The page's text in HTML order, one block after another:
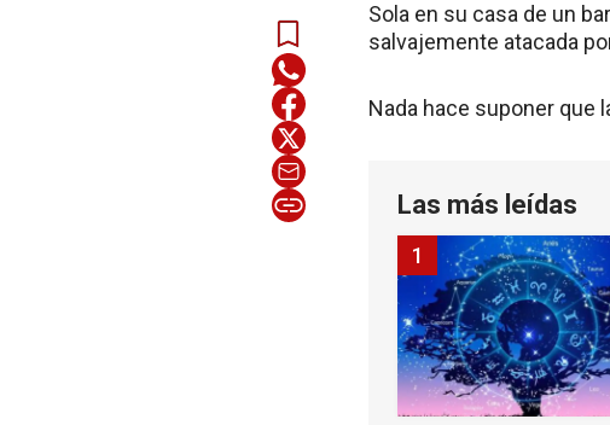
Sola en su casa de un
salvajemente atacada
Nada hace suponer que
Las más leídas
1